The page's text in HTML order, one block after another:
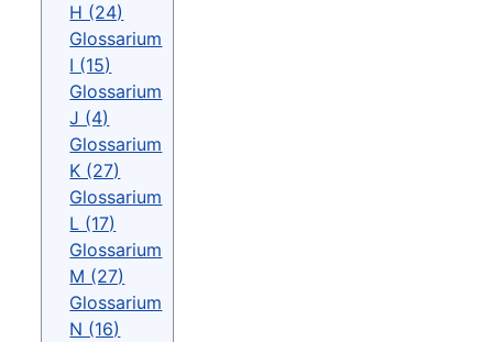
H (24)
Glossarium
I (15)
Glossarium
J (4)
Glossarium
K (27)
Glossarium
L (17)
Glossarium
M (27)
Glossarium
N (16)